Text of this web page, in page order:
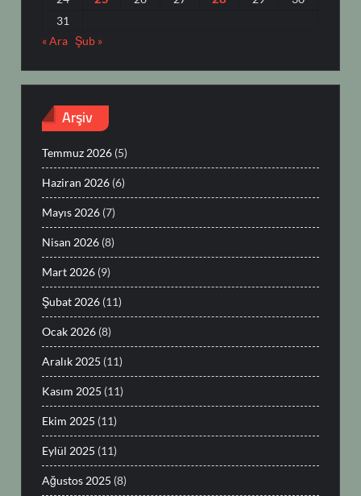
31
« Ara Şub »
Arşiv
Temmuz 2026 (5)
Haziran 2026 (6)
Mayıs 2026 (7)
Nisan 2026 (8)
Mart 2026 (9)
Şubat 2026 (11)
Ocak 2026 (8)
Aralık 2025 (11)
Kasım 2025 (11)
Ekim 2025 (11)
Eylül 2025 (11)
Ağustos 2025 (8)